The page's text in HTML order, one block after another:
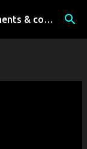
Karim Benamor – Médias, événements & coulisses